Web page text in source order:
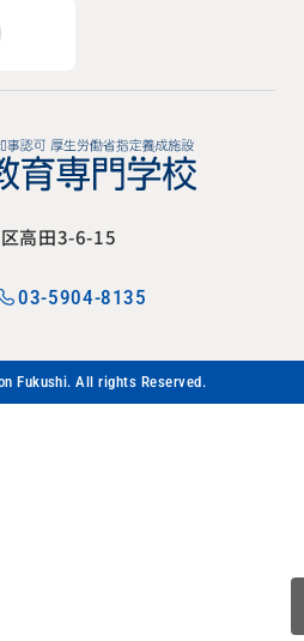
高田3-6-15
03-5904-8135
Fukushi. All rights Reserved.